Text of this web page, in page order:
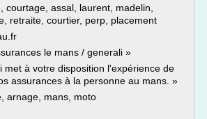
courtage, assal, laurent, madelin,
retraite, courtier, perp, placement
le mans / generali »
met à votre disposition l'expérience de
assurances à la personne au mans. »
arnage, mans, moto